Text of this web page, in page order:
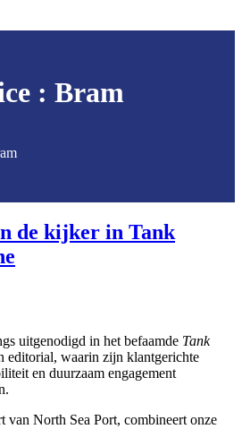
: Bram
de kijker in Tank
uitgenodigd in het befaamde Tank
editorial, waarin zijn klantgerichte
en duurzaam engagement
van North Sea Port, combineert onze